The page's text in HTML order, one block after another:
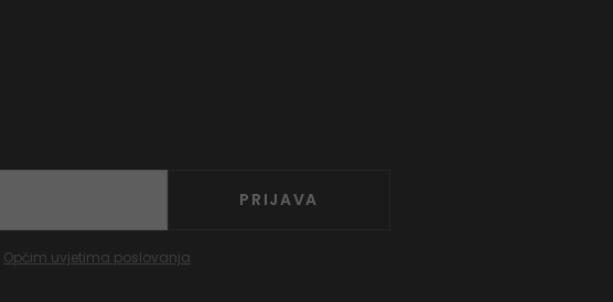
PRIJAVA
Općim uvjetima poslovanja